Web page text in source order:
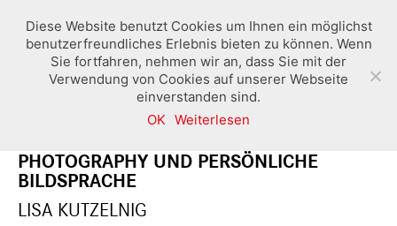
PHOTOGRAPHY UND PERSÖNLICHE
BILDSPRACHE
LISA KUTZELNIG
Diese Website benutzt Cookies um Ihnen ein möglichst
benutzerfreundliches Erlebnis bieten zu können. Wenn
Sie fortfahren, nehmen wir an, dass Sie mit der
Verwendung von Cookies auf unserer Webseite
einverstanden sind.
OK Weiterlesen